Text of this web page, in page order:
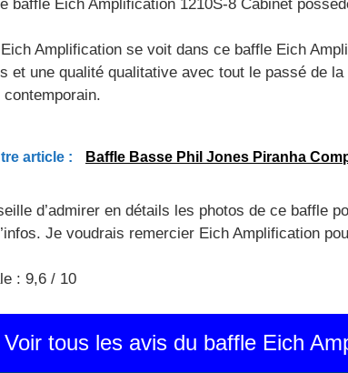
baffle Eich Amplification 1210S-8 Cabinet
Amplification se voit dans ce baffle Eich
et une qualité qualitative avec tout le passé de
article : Baffle Basse Phil Jones Piranha
d’admirer en détails les photos de ce baffle
Je voudrais remercier Eich Amplification
: 9,6 / 10
Voir tous les avis du baffle Eich